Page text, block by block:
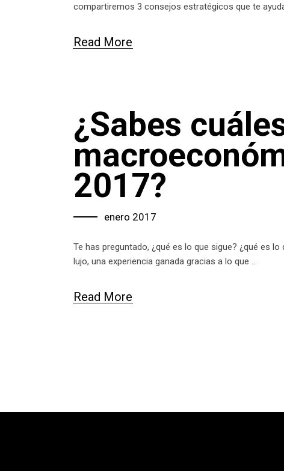
compartiremos 3 consejos estratégicos que te
Read More
¿Sabes
2017?
enero 2017
Te has preguntado, ¿qué es lo que sigue? ¿qué es
lujo, una experiencia ganada gracias a lo que
Read More